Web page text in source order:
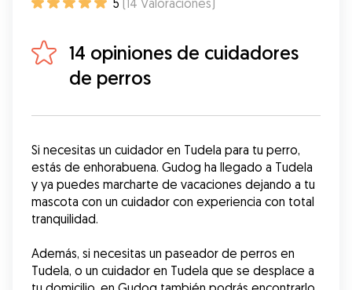
5 (14 Valoraciones)
14 opiniones de cuidadores
de perros
Si necesitas un cuidador en Tudela para tu perro,
estás de enhorabuena. Gudog ha llegado a Tudela
y ya puedes marcharte de vacaciones dejando a tu
mascota con un cuidador con experiencia con total
tranquilidad.
Además, si necesitas un paseador de perros en
Tudela, o un cuidador en Tudela que se desplace a